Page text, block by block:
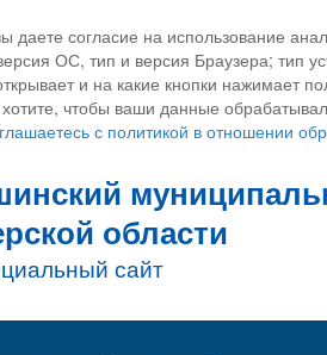
даете согласие на использование
ОС, тип и версия Браузера; тип
и на какие кнопки нажимает
чтобы ваши данные
с политикой в отношении